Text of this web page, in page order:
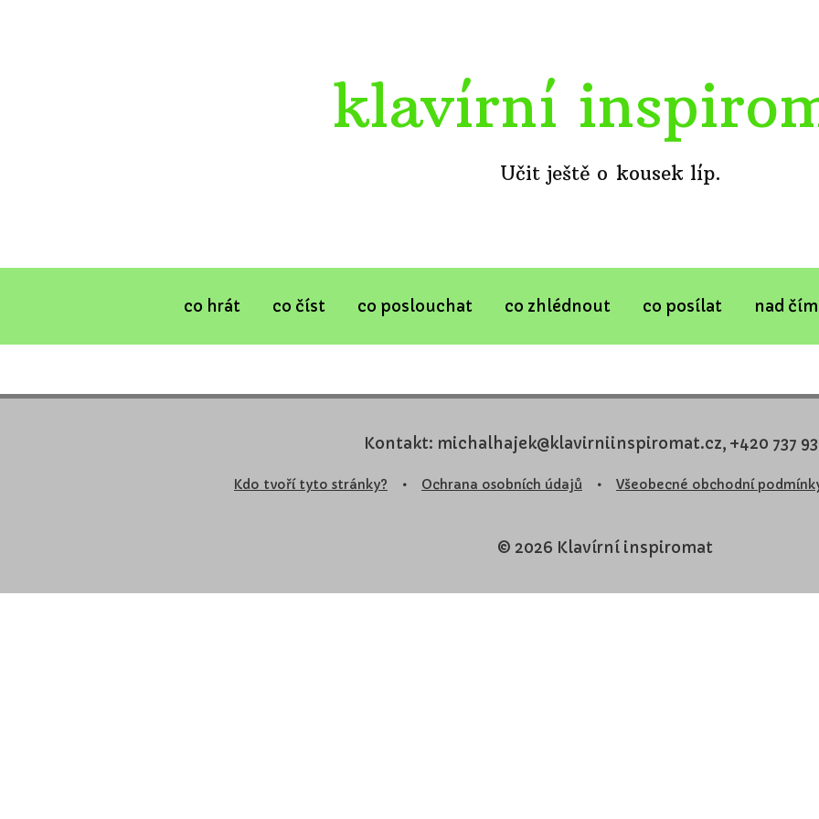
klavírní
Učit ještě o kousek líp.
co hrát co číst co poslouchat co zhlédnout co posílat nad
Kontakt: michalhajek@klavirniinspiromat.cz, +420 737
Kdo tvoří tyto stránky? • Ochrana osobních údajů • Všeobecné obchodní
© 2026 Klavírní inspiromat